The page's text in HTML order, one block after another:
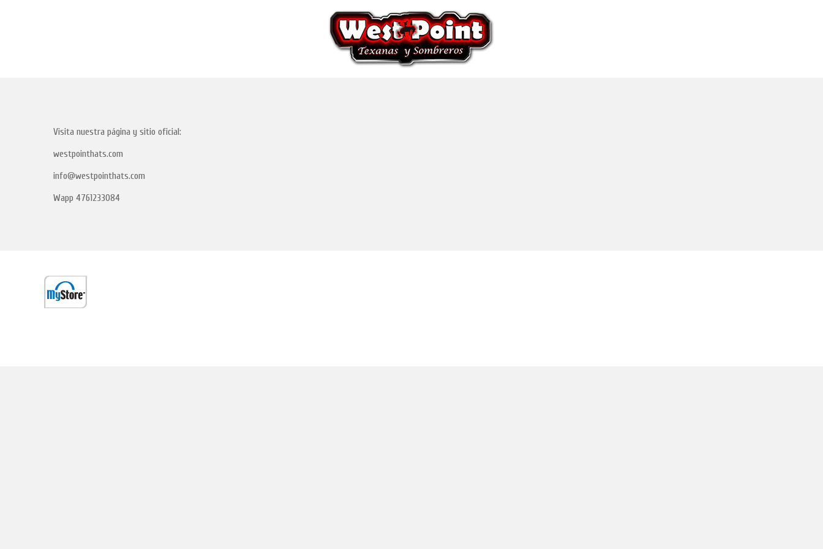
Visita nuestra página y sitio oficial:
westpointhats.com
info@westpointhats.com
Wapp 4761233084